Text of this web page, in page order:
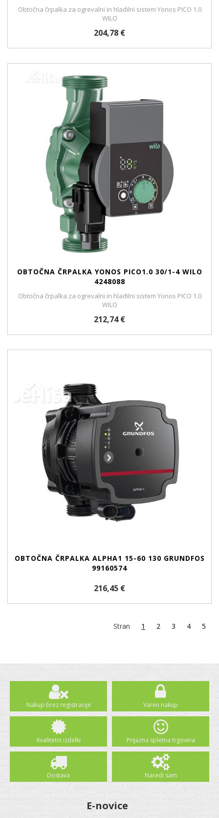
Obtočna črpalka za ogrevalni in hladilni sistem Yonos PICO 1.0
WILO
204,78 €
OBTOČNA ČRPALKA YONOS PICO1.0 30/1-4 WILO
4248088
Obtočna črpalka za ogrevalni in hladilni sistem Yonos PICO 1.0
WILO
212,74 €
OBTOČNA ČRPALKA ALPHA1 15-60 130 GRUNDFOS
99160574
216,45 €
Stran 1 2 3 4 5
Nakup brez registracije Varen nakup
Kvalitetni izdelki Prijazna spletna trgovina
Dostava Naredi sam
E-novice